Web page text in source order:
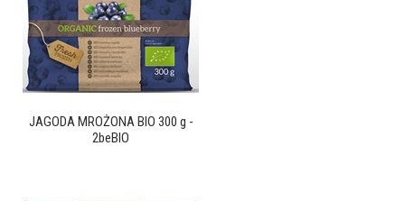
JAGODA MROŻONA BIO 300 g -
2beBIO